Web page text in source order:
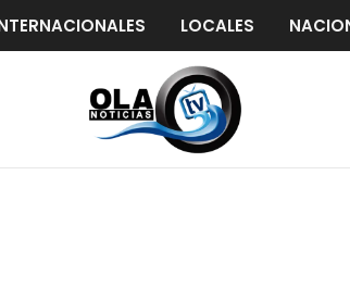
LOCALES